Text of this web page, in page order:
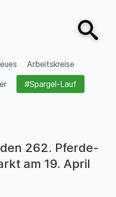
Arbeitskreise
#Spargel-Lauf
Open
262. Pferde-
am 19. April